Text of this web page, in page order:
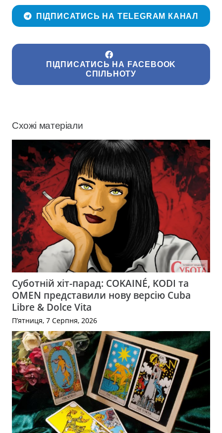
ПІДПИСАТИСЬ НА TELEGRAM КАНАЛ
ПІДПИСАТИСЬ НА FACEBOOK
СПІЛЬНОТУ
Схожі матеріали
Суботній хіт-парад: COKAINÉ, KODI та
OMEN представили нову версію Cuba
Libre & Dolce Vita
П’ятниця, 7 Серпня, 2026